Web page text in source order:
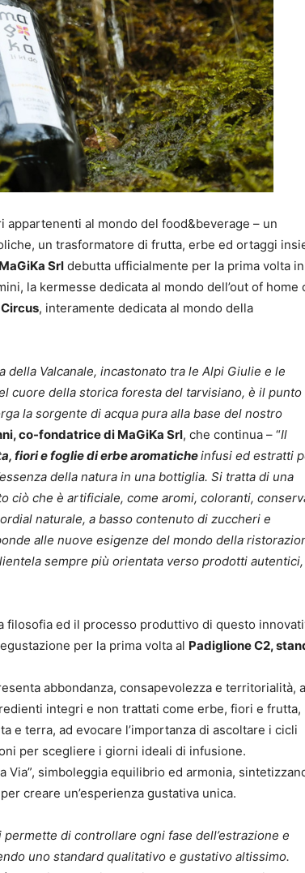
appartenenti al mondo del food&beverage – un
un trasformatore di frutta, erbe ed ortaggi
MaGiKa Srl debutta ufficialmente per la prima volta in
la kermesse dedicata al mondo dell’out of home
, interamente dedicata al mondo della
della Valcanale, incastonato tra le Alpi Giulie e le
cuore della storica foresta del tarvisiano, è il punto
la sorgente di acqua pura alla base del nostro
co-fondatrice di MaGiKa Srl, che continua – “Il
fiori e foglie di erbe aromaticheinfusi ed estratti
della natura in una bottiglia. Si tratta di una
ciò che è artificiale, come aromi, coloranti,
naturale, a basso contenuto di zuccheri e
alle nuove esigenze del mondo della
sempre più orientata verso prodotti autentici,
filosofia ed il processo produttivo di questo
per la prima volta al Padiglione C2,
abbondanza, consapevolezza e territorialità,
integri e non trattati come erbe, fiori e frutta,
e terra, ad evocare l’importanza di ascoltare i cicli
per scegliere i giorni ideali di infusione.
Via”, simboleggia equilibrio ed armonia,
creare un’esperienza gustativa unica.
permette di controllare ogni fase dell’estrazione e
uno standard qualitativo e gustativo altissimo.